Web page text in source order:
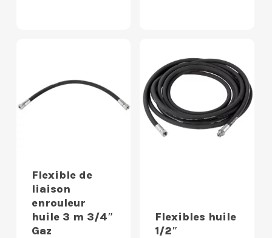
Flexible de
liaison
enrouleur
huile 3 m 3/4″
Gaz
Flexibles huile
1/2″